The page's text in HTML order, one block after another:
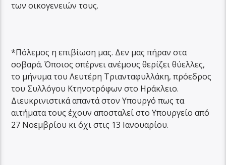
των οικογενειών τους.
*Πόλεμος η επιβίωση μας. Δεν μας πήραν στα
σοβαρά. Όποιος σπέρνει ανέμους θερίζει θύελλες,
το μήνυμα του Λευτέρη Τριανταφυλλάκη, πρόεδρος
του Συλλόγου Κτηνοτρόφων στο Ηράκλειο.
Διευκρινιστικά απαντά στον Υπουργό πως τα
αιτήματα τους έχουν αποσταλεί στο Υπουργείο από
27 Νοεμβρίου κι όχι στις 13 Ιανουαρίου.